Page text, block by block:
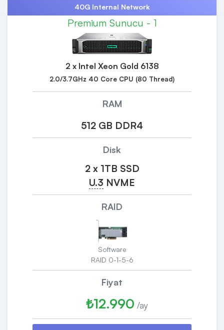
40G Internal Network
Premium Sunucu - 1
2 x Intel Xeon Gold 6138
2.0/3.7GHz 40 Core CPU (80 Thread)
RAM
512 GB DDR4
Disk
2 x 1TB SSD
U.3 NVME
RAID
Software
RAID 0-1-5-6
Fiyat
₺12.990 /ay